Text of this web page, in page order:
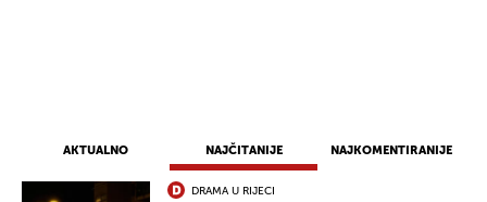
AKTUALNO NAJČITANIJE NAJKOMENTIRANIJE
DRAMA U RIJECI